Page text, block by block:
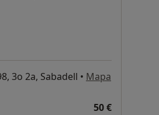
3o 2a, Sabadell • Mapa
50 €